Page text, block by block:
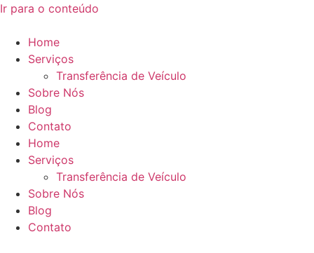
Ir para o conteúdo
Home
Serviços
Transferência de Veículo
Sobre Nós
Blog
Contato
Home
Serviços
Transferência de Veículo
Sobre Nós
Blog
Contato